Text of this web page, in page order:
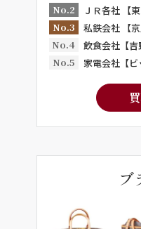
No.2
ＪＲ各社 【
No.3
私鉄会社 【
No.4
飲食会社【吉
No.5
家電会社【ビ
ブ